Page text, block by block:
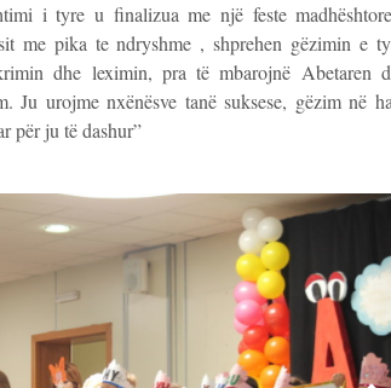
i tyre u finalizua me një feste
me pika te ndryshme , shprehen gëzimin e
dhe leximin, pra të mbarojnë Abetaren
Ju urojme nxënësve tanë suksese, gëzim në
për ju të dashur”